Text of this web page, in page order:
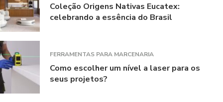
Coleção Origens Nativas Eucatex:
celebrando a essência do Brasil
FERRAMENTAS PARA MARCENARIA
Como escolher um nível a laser para os
seus projetos?